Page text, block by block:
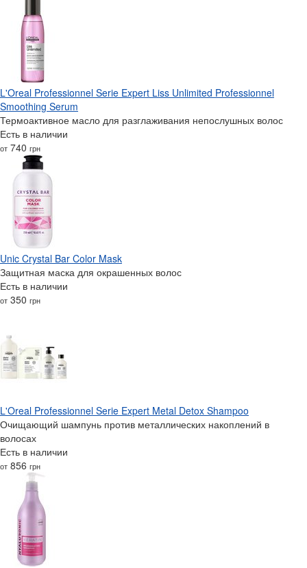
L'Oreal Professionnel Serie Expert Liss Unlimited Professionnel
Smoothing Serum
Термоактивное масло для разглаживания непослушных волос
Есть в наличии
от 740 грн
Unic Crystal Bar Color Mask
Защитная маска для окрашенных волос
Есть в наличии
от 350 грн
L'Oreal Professionnel Serie Expert Metal Detox Shampoo
Очищающий шампунь против металлических накоплений в
волосах
Есть в наличии
от 856 грн